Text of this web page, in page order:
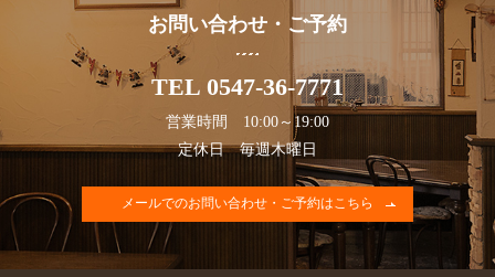
お問い合わせ・ご予約
TEL 0547-36-7771
営業時間 10:00～19:00
定休日 毎週木曜日
メールでのお問い合わせ・ご予約はこちら